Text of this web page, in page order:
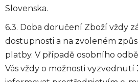
Slovenska.
6.3. Doba doručení Zboží vždy
dostupnosti a na zvoleném
platby. V případě osobního
Vás vždy o možnosti